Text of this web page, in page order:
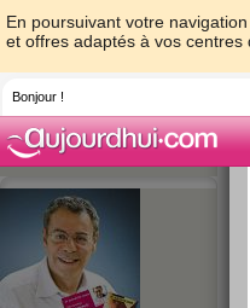
En poursuivant votre
et offres adaptés à vos centres
Bonjour !